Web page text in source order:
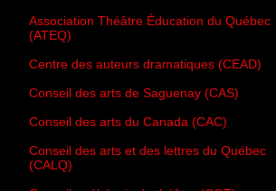
Association Théâtre Éducation du Québec
(ATEQ)
Centre des auteurs dramatiques (CEAD)
Conseil des arts de Saguenay (CAS)
Conseil des arts du Canada (CAC)
Conseil des arts et des lettres du Québec
(CALQ)